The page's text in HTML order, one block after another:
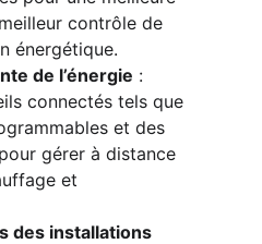
contrôle de
énergétique.
de l’énergie :
connectés tels que
et des
gérer à distance
et
des installations